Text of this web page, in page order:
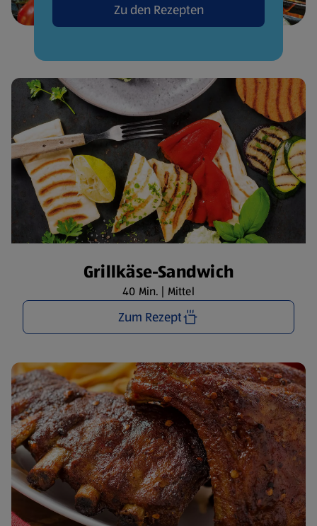
Zu den Rezepten
Grillkäse-Sandwich
40 Min. | Mittel
Zum Rezept